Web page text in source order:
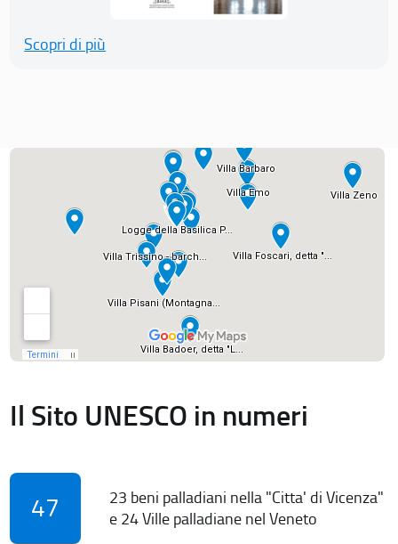
Scopri di più
Il Sito UNESCO in numeri
47
23 beni palladiani nella "Citta' di Vicenza"
e 24 Ville palladiane nel Veneto